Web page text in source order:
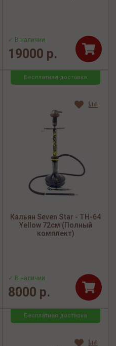
✓ В наличии
19000 р.
Бесплатная доставка
Кальян Seven Star - TH-64
Yellow 72см (Полный
комплект)
✓ В наличии
8000 р.
Бесплатная доставка